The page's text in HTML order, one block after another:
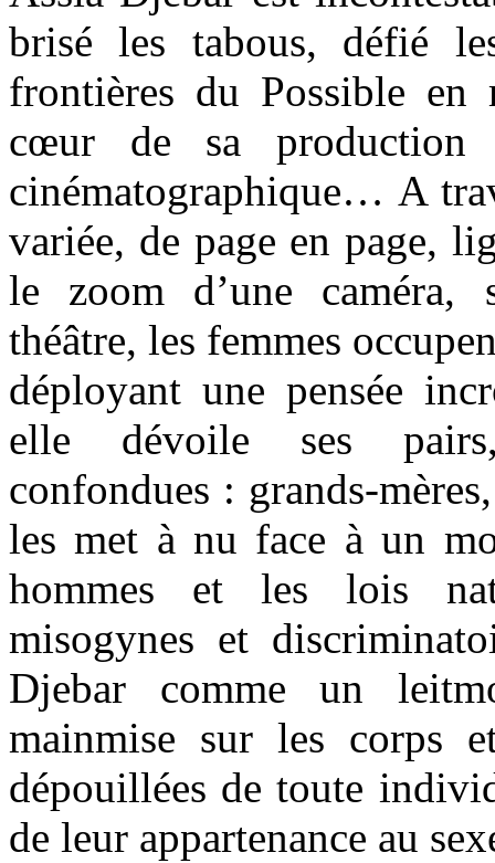
brisé les tabous, défié
frontières du Possible en
cœur de sa production
cinématographique… A
variée, de page en page,
le zoom d’une caméra,
théâtre, les femmes
déployant une pensée
elle dévoile ses
confondues : grands-
les met à nu face à un
hommes et les lois
misogynes et
Djebar comme un
mainmise sur les corps
dépouillées de toute
de leur appartenance au